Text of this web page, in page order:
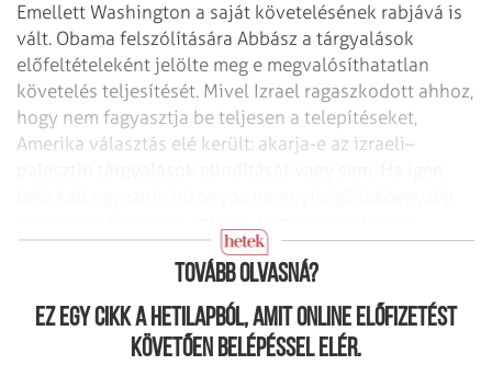
Emellett Washington a saját követelésének rabjává is
vált. Obama felszólítására Abbász a tárgyalások
előfeltételeként jelölte meg e megvalósíthatatlan
követelés teljesítését. Mivel Izrael ragaszkodott ahhoz,
hogy nem fagyasztja be teljesen a telepítéseket,
Amerika választás elé került: akarja-e az izraeli–
Tovább olvasná?
Ez egy cikk a hetilapból, amit online előfizetést
követően belépéssel elér.